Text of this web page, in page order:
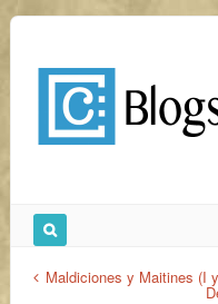
Maldiciones y Maitines (I